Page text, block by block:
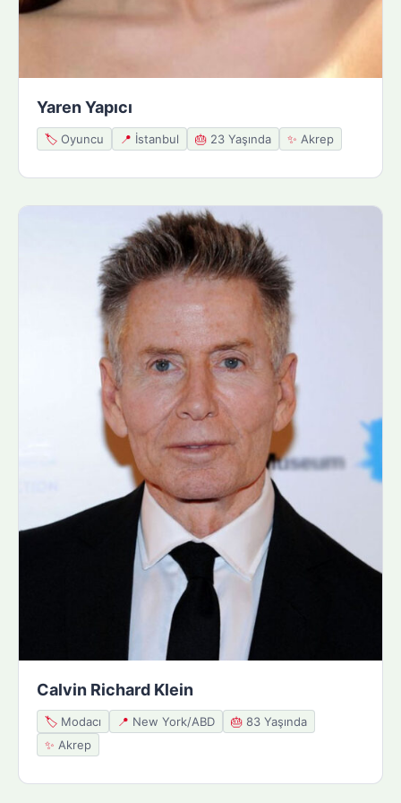
Yaren Yapıcı
🏷️ Oyuncu 📍 İstanbul 🎂 23 Yaşında ✨ Akrep
Calvin Richard Klein
🏷️ Modacı 📍 New York/ABD 🎂 83 Yaşında
✨ Akrep